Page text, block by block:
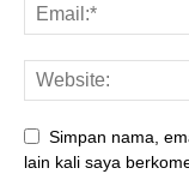
Simpan nama,
lain kali saya